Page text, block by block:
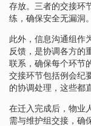
存放。三者的交接环
练，确保安全无漏洞。
此外，信息沟通组作
反馈，是协调各方的
联系，确保每个环节
交接环节包括例会纪
的协调处理，这些都
在迁入完成后，物业
需与维护组交接，确